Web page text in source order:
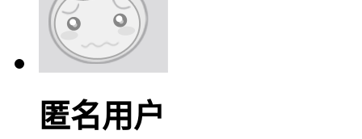
匿名用户